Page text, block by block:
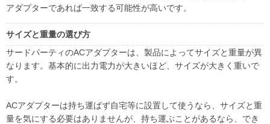
アダプターであれば一致する可能性が高いです。
サイズと重量の選び方
サードパーティのACアダプターは、製品によってサイズと重量が異
なります。基本的に出力電力が大きいほど、サイズが大きく重いで
す。
ACアダプターは持ち運ばず自宅等に設置して使うなら、サイズと重
量を気にする必要はありませんが、持ち運ぶことがあるなら、でき